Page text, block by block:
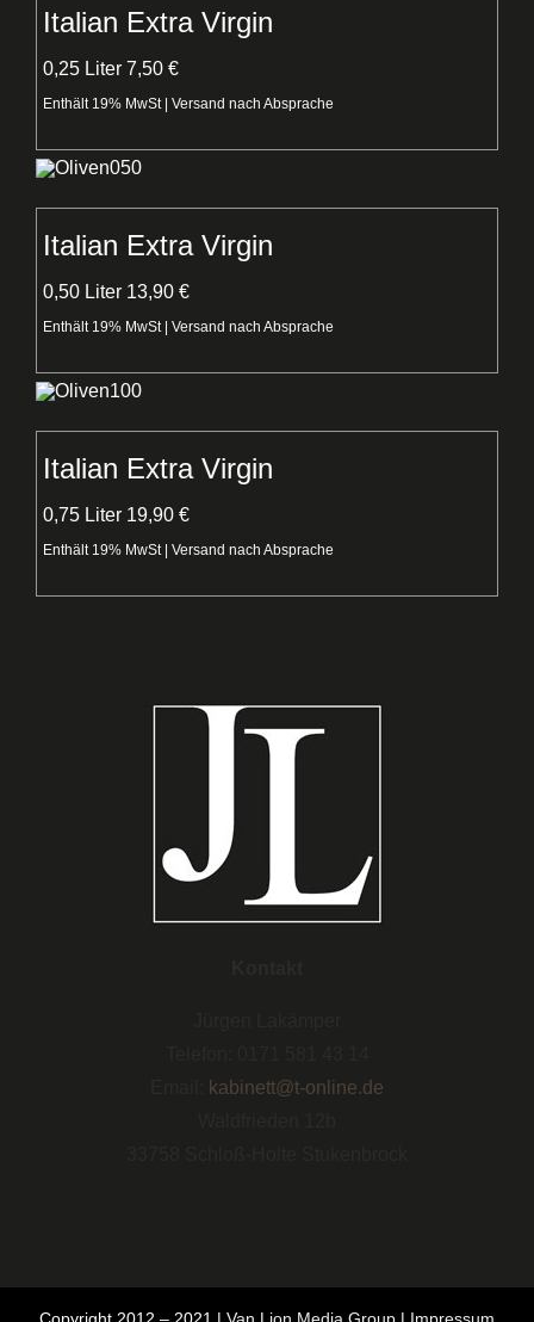
Italian Extra Virgin
0,25 Liter 7,50 €
Enthält 19% MwSt | Versand nach Absprache
Italian Extra Virgin
0,50 Liter 13,90 €
Enthält 19% MwSt | Versand nach Absprache
Italian Extra Virgin
0,75 Liter 19,90 €
Enthält 19% MwSt | Versand nach Absprache
kabinett@t-online.de